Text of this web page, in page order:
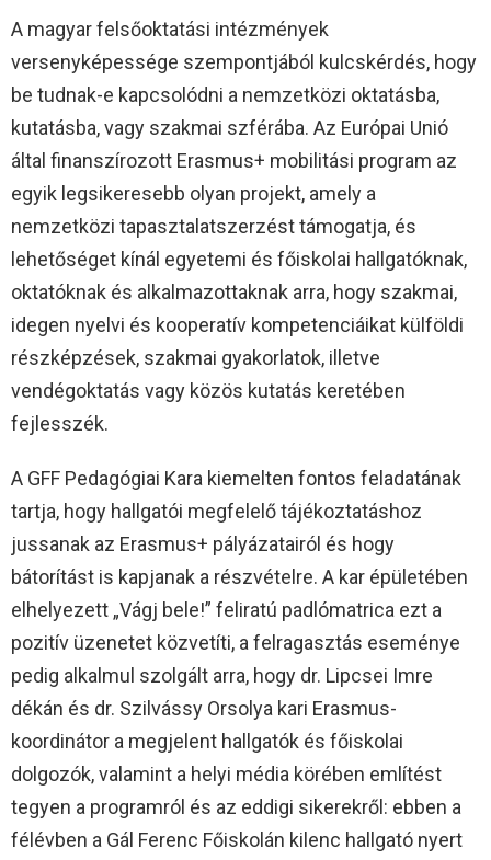
A magyar felsőoktatási intézmények
versenyképessége szempontjából kulcskérdés, hogy
be tudnak-e kapcsolódni a nemzetközi oktatásba,
kutatásba, vagy szakmai szférába. Az Európai Unió
által finanszírozott Erasmus+ mobilitási program az
egyik legsikeresebb olyan projekt, amely a
nemzetközi tapasztalatszerzést támogatja, és
lehetőséget kínál egyetemi és főiskolai hallgatóknak,
oktatóknak és alkalmazottaknak arra, hogy szakmai,
idegen nyelvi és kooperatív kompetenciáikat külföldi
részképzések, szakmai gyakorlatok, illetve
vendégoktatás vagy közös kutatás keretében
fejlesszék.
A GFF Pedagógiai Kara kiemelten fontos feladatának
tartja, hogy hallgatói megfelelő tájékoztatáshoz
jussanak az Erasmus+ pályázatairól és hogy
bátorítást is kapjanak a részvételre. A kar épületében
elhelyezett „Vágj bele!” feliratú padlómatrica ezt a
pozitív üzenetet közvetíti, a felragasztás eseménye
pedig alkalmul szolgált arra, hogy dr. Lipcsei Imre
dékán és dr. Szilvássy Orsolya kari Erasmus-
koordinátor a megjelent hallgatók és főiskolai
dolgozók, valamint a helyi média körében említést
tegyen a programról és az eddigi sikerekről: ebben a
félévben a Gál Ferenc Főiskolán kilenc hallgató nyert